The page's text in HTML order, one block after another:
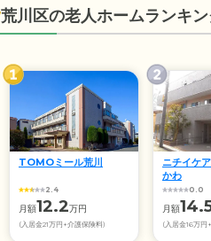
荒川区の老人ホームランキ
TOMOミール荒川
2.4
月額12.2万円
(入居金21万円+介護保険料)
ニチイケ
かわ
0.0
月額
(入居金16万円